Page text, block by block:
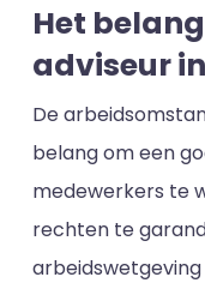
Het
adviseur
De
belang om een
medewerkers te
rechten te